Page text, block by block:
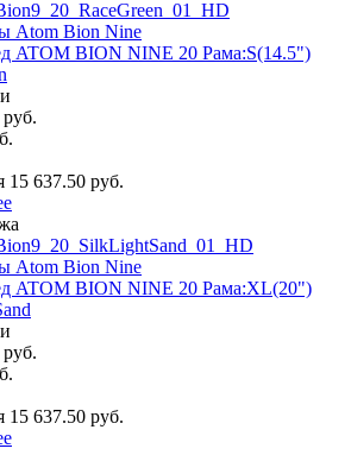
ATOM BION NINE 20 Рама:S(14.5")
руб.
15 637.50 руб.
ATOM BION NINE 20 Рама:XL(20")
руб.
15 637.50 руб.